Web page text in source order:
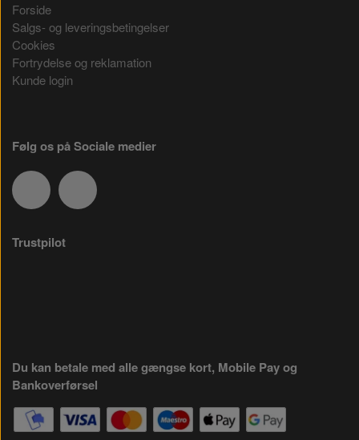
Forside
Salgs- og leveringsbetingelser
Cookies
Fortrydelse og reklamation
Kunde login
Følg os på Sociale medier
Trustpilot
Du kan betale med alle gængse kort, Mobile Pay og
Bankoverførsel